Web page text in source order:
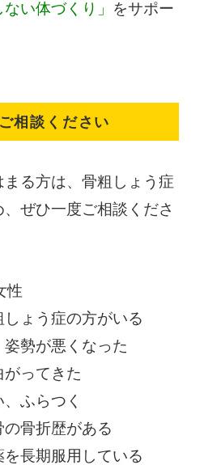
ない体づくり」 をサポー
相談ください
る方は、骨粗しょう症
ぜひ一度ご相談くださ
性
しょう症の方がいる
勢が悪くなった
ってきた
ふらつく
骨折歴がある
を長期服用している